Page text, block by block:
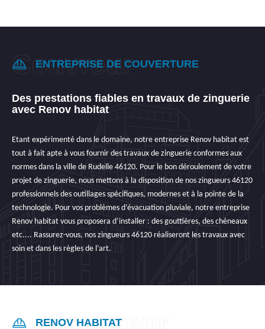
ENTREPRISE DE COUVERTURE
Des prestations fiables en travaux de zinguerie
avec Renov habitat
Etant expérimenté dans le domaine, notre entreprise Renov habitat est
tout à fait apte à vous fournir des travaux de zinguerie conformes aux
normes dans la ville de Rudelle 46120. Pour le bon déroulement de votre
projet de zinguerie, nous mettons à la disposition de nos zingueurs 46120
professionnels des outillages spécifiques, modernes et à la pointe de la
technologie. Pour vos problèmes d’évacuation pluviale, notre entreprise
Renov habitat vous proposera d’installer : des gouttières, des chéneaux
etc.... Rassurez-vous, nos zingueurs 46120 réaliseront les travaux avec
soin et dans les règles de l’art.
RENOV HABITAT